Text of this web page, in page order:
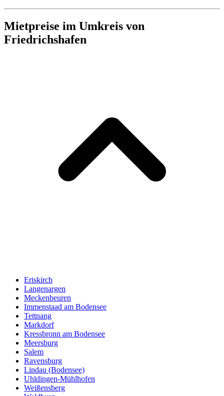
Mietpreise im Umkreis von
Friedrichshafen
Eriskirch
Langenargen
Meckenbeuren
Immenstaad am Bodensee
Tettnang
Markdorf
Kressbronn am Bodensee
Meersburg
Salem
Ravensburg
Lindau (Bodensee)
Uhldingen-Mühlhofen
Weißensberg